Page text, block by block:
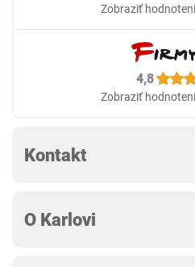
Zobraziť
4,8
Zobraziť
Kontakt
O Karlovi